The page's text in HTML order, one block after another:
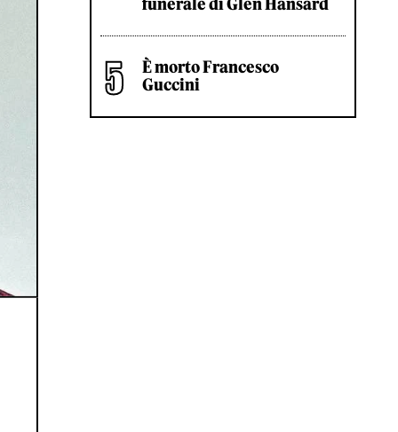
È morto Francesco
Guccini